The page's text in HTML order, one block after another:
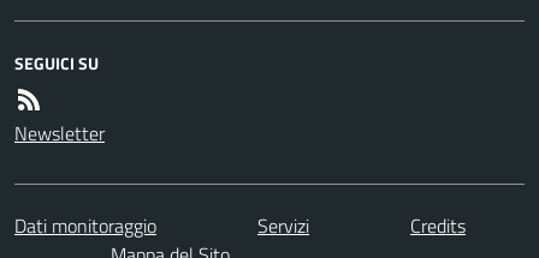
SEGUICI SU
Newsletter
Dati monitoraggio Servizi
Credits